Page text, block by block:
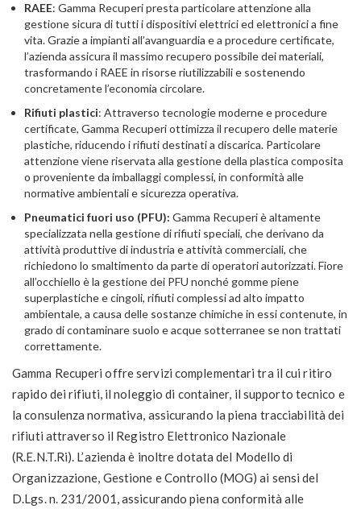
RAEE: Gamma Recuperi presta particolare attenzione alla
gestione sicura di tutti i dispositivi elettrici ed elettronici a fine
vita. Grazie a impianti all’avanguardia e a procedure certificate,
l’azienda assicura il massimo recupero possibile dei materiali,
trasformando i RAEE in risorse riutilizzabili e sostenendo
concretamente l’economia circolare.
Rifiuti plastici: Attraverso tecnologie moderne e procedure
certificate, Gamma Recuperi ottimizza il recupero delle materie
plastiche, riducendo i rifiuti destinati a discarica. Particolare
attenzione viene riservata alla gestione della plastica composita
o proveniente da imballaggi complessi, in conformità alle
normative ambientali e sicurezza operativa.
Pneumatici fuori uso (PFU): Gamma Recuperi è altamente
specializzata nella gestione di rifiuti speciali, che derivano da
attività produttive di industria e attività commerciali, che
richiedono lo smaltimento da parte di operatori autorizzati. Fiore
all’occhiello è la gestione dei PFU nonché gomme piene
superplastiche e cingoli, rifiuti complessi ad alto impatto
ambientale, a causa delle sostanze chimiche in essi contenute, in
grado di contaminare suolo e acque sotterranee se non trattati
correttamente.
Gamma Recuperi offre servizi complementari tra il cui ritiro
rapido dei rifiuti, il noleggio di container, il supporto tecnico e
la consulenza normativa, assicurando la piena tracciabilità dei
rifiuti attraverso il Registro Elettronico Nazionale
(R.E.N.T.Ri). L’azienda è inoltre dotata del Modello di
Organizzazione, Gestione e Controllo (MOG) ai sensi del
D.Lgs. n. 231/2001, assicurando piena conformità alle